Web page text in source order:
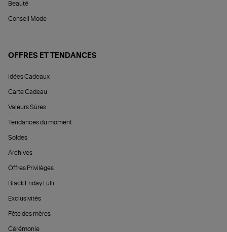
Beauté
Conseil Mode
OFFRES ET TENDANCES
Idées Cadeaux
Carte Cadeau
Valeurs Sûres
Tendances du moment
Soldes
Archives
Offres Privilèges
Black Friday Lulli
Exclusivités
Fête des mères
Cérémonie